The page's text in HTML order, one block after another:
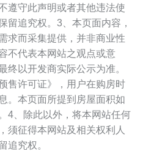
遵守此声明或者其他违法使
留追究权。3、本页面内容，
求而采集提供，并非商业性
不代表本网站之观点或意
终以开发商实际公示为准。
售许可证》，用户在购房时
。本页面所提到房屋面积如
4、除此以外，将本网站任何
须征得本网站及相关权利人
追究权。